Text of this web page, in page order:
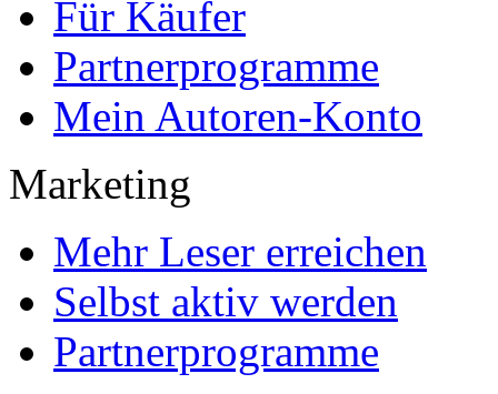
Für Käufer
Partnerprogramme
Mein Autoren-Konto
Marketing
Mehr Leser erreichen
Selbst aktiv werden
Partnerprogramme